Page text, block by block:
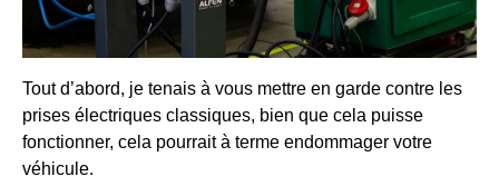
Tout d’abord, je tenais à vous mettre en garde contre les
prises électriques classiques, bien que cela puisse
fonctionner, cela pourrait à terme endommager votre
véhicule.